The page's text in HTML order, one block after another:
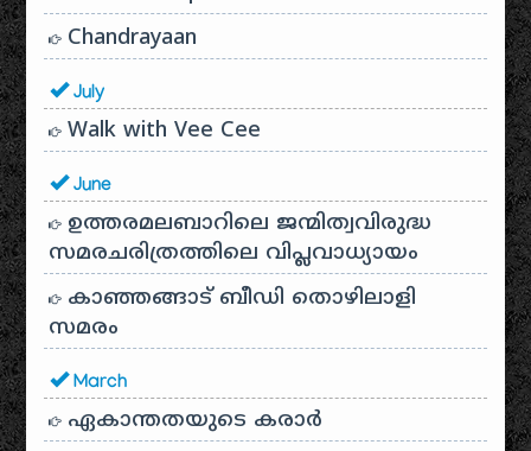
Chandrayaan
July
Walk with Vee Cee
June
ഉത്തരമലബാറിലെ ജന്മിത്വവിരുദ്ധ
സമരചരിത്രത്തിലെ വിപ്ലവാധ്യായം
കാഞ്ഞങ്ങാട് ബീഡി തൊഴിലാളി
സമരം
March
ഏകാന്തതയുടെ കരാർ